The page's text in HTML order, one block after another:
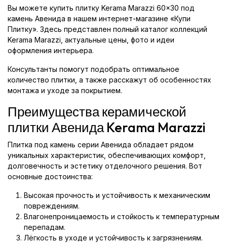
Вы можете купить плитку Kerama Marazzi 60x30 под
камень Авенида в нашем интернет-магазине «Купи
Плитку». Здесь представлен полный каталог коллекций
Kerama Marazzi, актуальные цены, фото и идеи
оформления интерьера.
Консультанты помогут подобрать оптимальное
количество плитки, а также расскажут об особенностях
монтажа и уходе за покрытием.
Преимущества керамической
плитки Авенида Kerama Marazzi
Плитка под камень серии Авенида обладает рядом
уникальных характеристик, обеспечивающих комфорт,
долговечность и эстетику отделочного решения. Вот
основные достоинства:
Высокая прочность и устойчивость к механическим
повреждениям.
Влагонепроницаемость и стойкость к температурным
перепадам.
Лёгкость в уходе и устойчивость к загрязнениям.